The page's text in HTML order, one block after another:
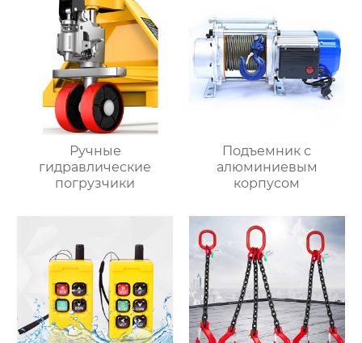
Ручные
гидравлические
погрузчики
Подъемник с
алюминиевым
корпусом